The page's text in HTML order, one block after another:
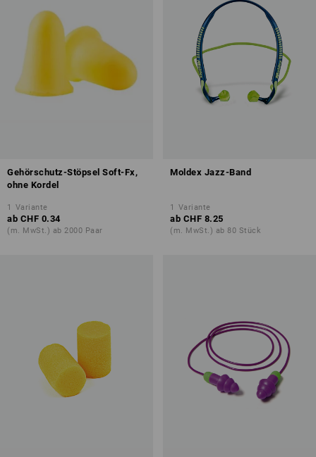
Gehörschutz-Stöpsel Soft-Fx,
ohne Kordel
1 Variante
ab CHF 0.34
(m. MwSt.) ab 2000 Paar
Moldex Jazz-Band
1 Variante
ab CHF 8.25
(m. MwSt.) ab 80 Stück